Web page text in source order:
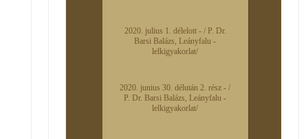
2020. julius 1. délelott - / P. Dr.
Barsi Balázs, Leányfalu -
lelkigyakorlat/
2020. junius 30. délután 2. rész - /
P. Dr. Barsi Balázs, Leányfalu -
lelkigyakorlat/